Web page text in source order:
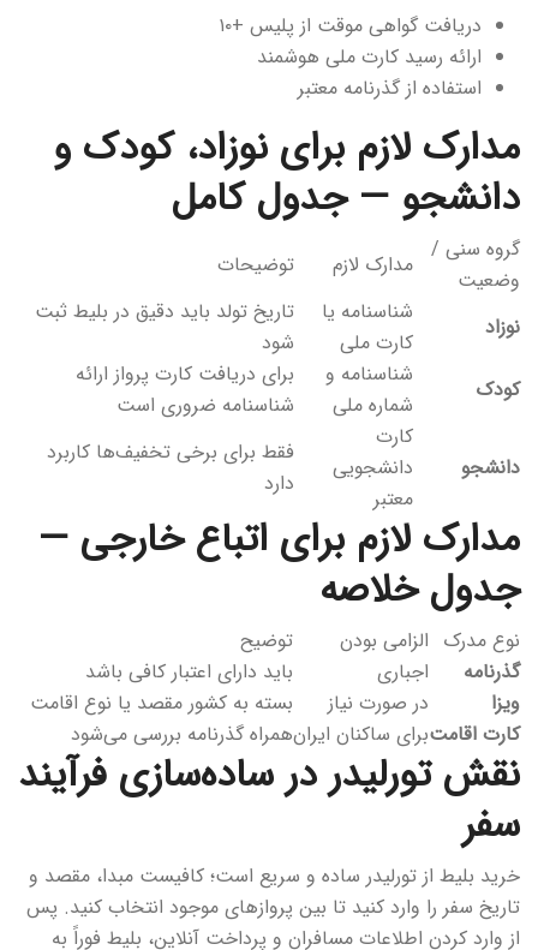
دریافت گواهی موقت از پلیس +۱۰
ارائه رسید کارت ملی هوشمند
استفاده از گذرنامه معتبر
مدارک لازم برای نوزاد، کودک و
دانشجو — جدول کامل
گروه سنی /
وضعیت
مدارک لازم توضیحات
نوزاد
شناسنامه یا
کارت ملی
تاریخ تولد باید دقیق در بلیط ثبت
شود
کودک
شناسنامه و
شماره ملی
برای دریافت کارت پرواز ارائه
شناسنامه ضروری است
دانشجو
کارت
دانشجویی
معتبر
فقط برای برخی تخفیف‌ها کاربرد
دارد
مدارک لازم برای اتباع خارجی —
جدول خلاصه
نوع مدرک الزامی بودن
توضیح
گذرنامه
اجباری
باید دارای اعتبار کافی باشد
ویزا
در صورت نیاز
بسته به کشور مقصد یا نوع اقامت
کارت اقامتبرای ساکنان ایرانهمراه گذرنامه بررسی می‌شود
نقش تورلیدر در ساده‌سازی فرآیند
سفر
خرید بلیط از تورلیدر ساده و سریع است؛ کافیست مبدا، مقصد و
تاریخ سفر را وارد کنید تا بین پروازهای موجود انتخاب کنید. پس
از وارد کردن اطلاعات مسافران و پرداخت آنلاین، بلیط فوراً به